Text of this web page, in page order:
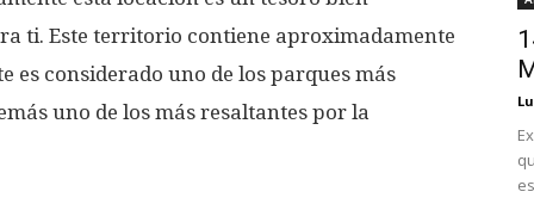
ti. Este territorio contiene aproximadamente
es considerado uno de los parques más
uno de los más resaltantes por la